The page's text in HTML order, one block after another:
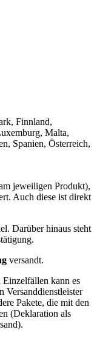
Finnland,
Malta,
Spanien, Österreich,
jeweiligen Produkt),
Auch diese ist direkt
Darüber hinaus steht
versandt.
kann es
Versanddienstleister
Pakete, die mit den
(Deklaration als